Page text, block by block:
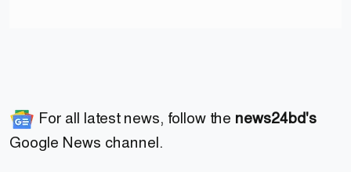
For all latest news, follow the news24bd's
Google News channel.